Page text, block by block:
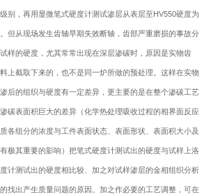
别，再用显微笔式硬度计测试渗层从表层至HV550硬度为
但从现场发生齿轴早期失效断轴，齿部严重磨损的事故分
样的硬度，尤其常常出现在深层渗碳时，原因是实物齿
上截取下来的，也不是同一炉所做的预处理。这样在实物
后的组织与硬度有一定差异，更主要的是在整个渗碳工艺
碳表面积巨大的差异（化学热处理吸收过程的相界面反应
各组分的浓度与工件表面状态、表面形状、表面积大小及
极其重要的影响）把笔式硬度计测试出的硬度与试样上洛
计测试出的硬度相比较、加之对试样渗层的金相组织分析
找出产生质量问题的原因。加之作必要的工艺调整，可在